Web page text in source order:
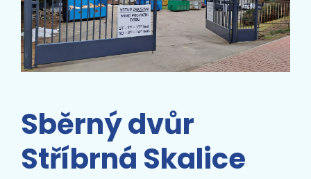
Sběrný dvůr
Stříbrná Skalice